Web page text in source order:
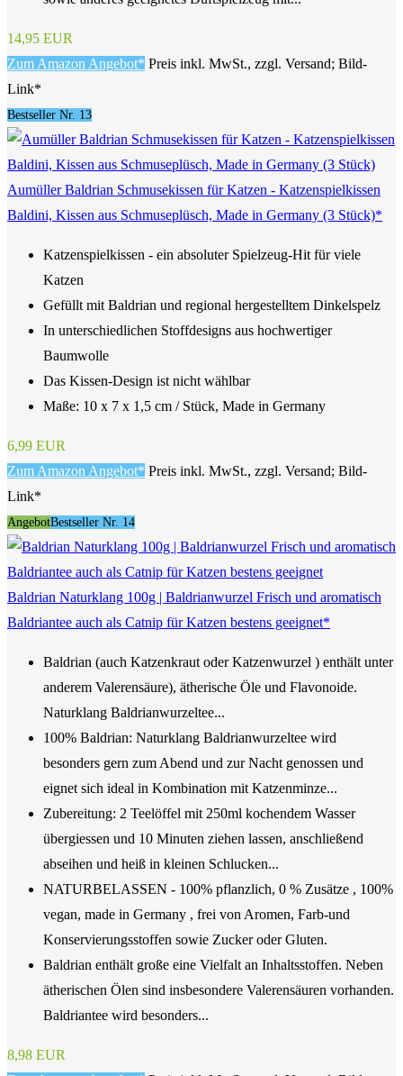
14,95 EUR
Zum Amazon Angebot* Preis inkl. MwSt., zzgl. Versand; Bild-
Link*
Bestseller Nr. 13
Aumüller Baldrian Schmusekissen für Katzen - Katzenspielkissen
Baldini, Kissen aus Schmuseplüsch, Made in Germany (3 Stück)*
Katzenspielkissen - ein absoluter Spielzeug-Hit für viele
Katzen
Gefüllt mit Baldrian und regional hergestelltem Dinkelspelz
In unterschiedlichen Stoffdesigns aus hochwertiger
Baumwolle
Das Kissen-Design ist nicht wählbar
Maße: 10 x 7 x 1,5 cm / Stück, Made in Germany
6,99 EUR
Zum Amazon Angebot* Preis inkl. MwSt., zzgl. Versand; Bild-
Link*
AngebotBestseller Nr. 14
Baldrian Naturklang 100g | Baldrianwurzel Frisch und aromatisch
Baldriantee auch als Catnip für Katzen bestens geeignet*
Baldrian (auch Katzenkraut oder Katzenwurzel ) enthält unter
anderem Valerensäure), ätherische Öle und Flavonoide.
Naturklang Baldrianwurzeltee...
100% Baldrian: Naturklang Baldrianwurzeltee wird
besonders gern zum Abend und zur Nacht genossen und
eignet sich ideal in Kombination mit Katzenminze...
Zubereitung: 2 Teelöffel mit 250ml kochendem Wasser
übergiessen und 10 Minuten ziehen lassen, anschließend
abseihen und heiß in kleinen Schlucken...
NATURBELASSEN - 100% pflanzlich, 0 % Zusätze , 100%
vegan, made in Germany , frei von Aromen, Farb-und
Konservierungsstoffen sowie Zucker oder Gluten.
Baldrian enthält große eine Vielfalt an Inhaltsstoffen. Neben
ätherischen Ölen sind insbesondere Valerensäuren vorhanden.
Baldriantee wird besonders...
8,98 EUR